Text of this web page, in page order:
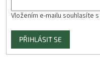
Vložením e-mailu souhlasíte s
PŘIHLÁSIT SE